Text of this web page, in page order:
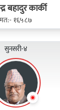
बहादुर कार्की
१६५८७
सुनसरी-४